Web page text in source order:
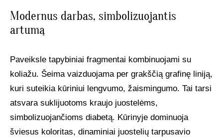
Modernus darbas, simbolizuojantis
artumą
Paveiksle tapybiniai fragmentai kombinuojami su
koliažu. Šeima vaizduojama per grakščią grafinę liniją,
kuri suteikia kūriniui lengvumo, žaismingumo. Tai tarsi
atsvara suklijuotoms kraujo juostelėms,
simbolizuojančioms diabetą. Kūrinyje dominuoja
šviesus koloritas, dinaminiai juostelių tarpusavio